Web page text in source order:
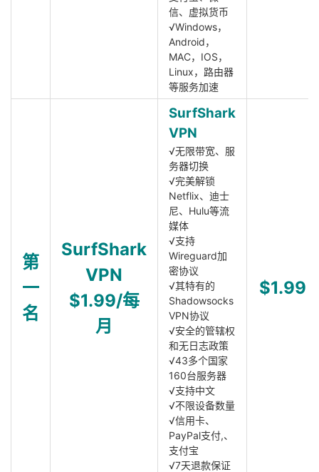
信、虚拟货币
√Windows，
Android，
MAC，IOS，
Linux，路由器
等服务加速
第
一
名
SurfShark
VPN
$1.99/每
月
SurfShark
VPN
√无限带宽、服
务器切换
√完美解锁
Netflix、迪士
尼、Hulu等流
媒体
√支持
Wireguard加
密协议
√其特有的
Shadowsocks
VPN协议
√安全的管辖权
和无日志政策
√43多个国家
160台服务器
√支持中文
√不限设备数量
√信用卡、
PayPal支付,、
支付宝
√7天退款保证
$1.99